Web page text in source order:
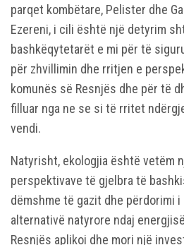
parqet kombëtare, Pelister dhe
Ezereni, i cili është një detyrim
bashkëqytetarët e mi për të
për zhvillimin dhe rritjen e
komunës së Resnjës dhe për të
filluar nga ne se si të rritet
vendi.
Natyrisht, ekologjia është vetëm
perspektivave të gjelbra të
dëmshme të gazit dhe përdorimi
alternativë natyrore ndaj
Resnjës aplikoi dhe mori një